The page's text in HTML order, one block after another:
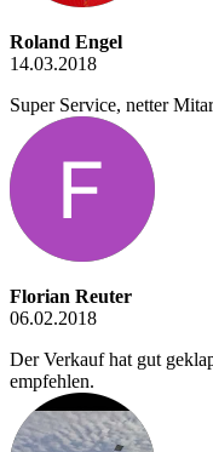
Roland Engel
14.03.2018
Super Service, netter
Florian Reuter
06.02.2018
Der Verkauf hat gut
empfehlen.